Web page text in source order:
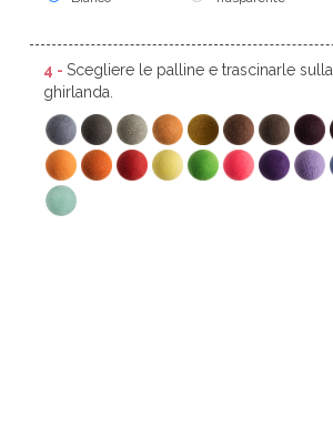
4 - Scegliere le palline e trascinarle sulla
ghirlanda.